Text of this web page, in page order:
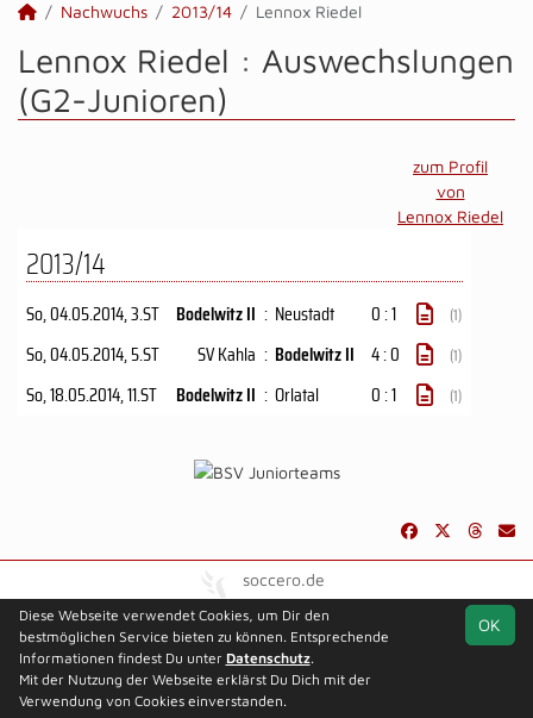
Nachwuchs 2013/14 Lennox Riedel
Lennox Riedel : Auswechslungen
(G2-Junioren)
zum Profil
von
Lennox Riedel
2013/14
So, 04.05.2014, 3.ST Bodelwitz II : Neustadt 0 : 1 (1)
So, 04.05.2014, 5.ST SV Kahla : Bodelwitz II 4 : 0 (1)
So, 18.05.2014, 11.ST Bodelwitz II : Orlatal 0 : 1 (1)
soccero.de
© 2006 - 2026
Besucherstatistik Kontakt Impressum Datenschutz
OK
Diese Webseite verwendet Cookies, um Dir den
bestmöglichen Service bieten zu können. Entsprechende
Informationen findest Du unter Datenschutz.
Mit der Nutzung der Webseite erklärst Du Dich mit der
Verwendung von Cookies einverstanden.